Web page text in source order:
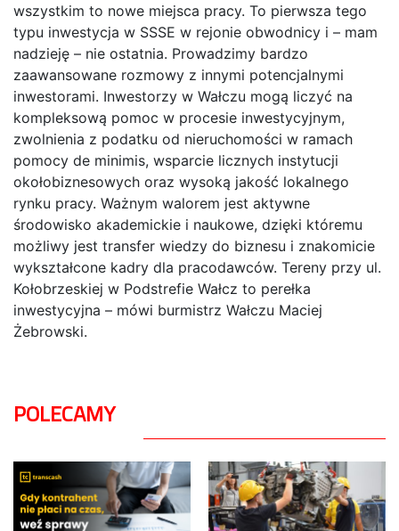
wszystkim to nowe miejsca pracy. To pierwsza tego
typu inwestycja w SSSE w rejonie obwodnicy i – mam
nadzieję – nie ostatnia. Prowadzimy bardzo
zaawansowane rozmowy z innymi potencjalnymi
inwestorami. Inwestorzy w Wałczu mogą liczyć na
kompleksową pomoc w procesie inwestycyjnym,
zwolnienia z podatku od nieruchomości w ramach
pomocy de minimis, wsparcie licznych instytucji
okołobiznesowych oraz wysoką jakość lokalnego
rynku pracy. Ważnym walorem jest aktywne
środowisko akademickie i naukowe, dzięki któremu
możliwy jest transfer wiedzy do biznesu i znakomicie
wykształcone kadry dla pracodawców. Tereny przy ul.
Kołobrzeskiej w Podstrefie Wałcz to perełka
inwestycyjna – mówi burmistrz Wałczu Maciej
Żebrowski.
POLECAMY